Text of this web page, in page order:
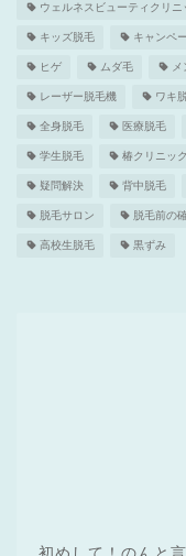
ウェルネスビューティクリニ
キッズ脱毛 キャンペ
ヒゲ ムダ毛
レーザー脱毛機 ワキ
全身脱毛 医療脱毛
学生脱毛 椿クリニック
疑問解決 背中脱毛
脱毛サロン 脱毛前の
高校生脱毛 黒ずみ